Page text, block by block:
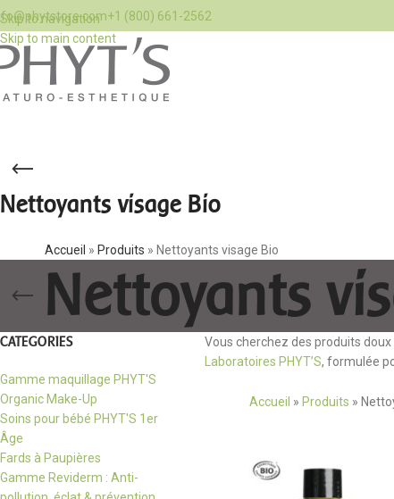
Skip to navigation
Skip to main content
+1 (800) 661-2562
Nettoyants visage Bio
Accueil » Produits » Nettoyants visage Bio
Nettoyants
CATEGORIES
Gamme maquillage PHYT'S
Organic Make-Up
Soins pour bébé PHYT'S 1er
Âge
Fards à Paupières
Gamme Reviderm : Anti-
Vous cherchez des produits
Laboratoires PHYT’S, formulée
Accueil » Produits »